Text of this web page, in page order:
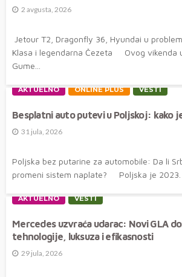
2 avgusta, 2026
Jetour T2, Dragonfly 36, Hyundai u
Klasa i legendarna Čezeta Ovog vikenda
Gume...
AKTUELNO ONLINE PLUS VESTI
Besplatni auto putevi u Poljskoj: kako
31 jula, 2026
Poljska bez putarine za automobile: Da li
promeni sistem naplate? Poljska je 2023.
AKTUELNO VESTI
Mercedes uzvraća udarac: Novi GLA
tehnologije, luksuza i efikasnosti
29 jula, 2026